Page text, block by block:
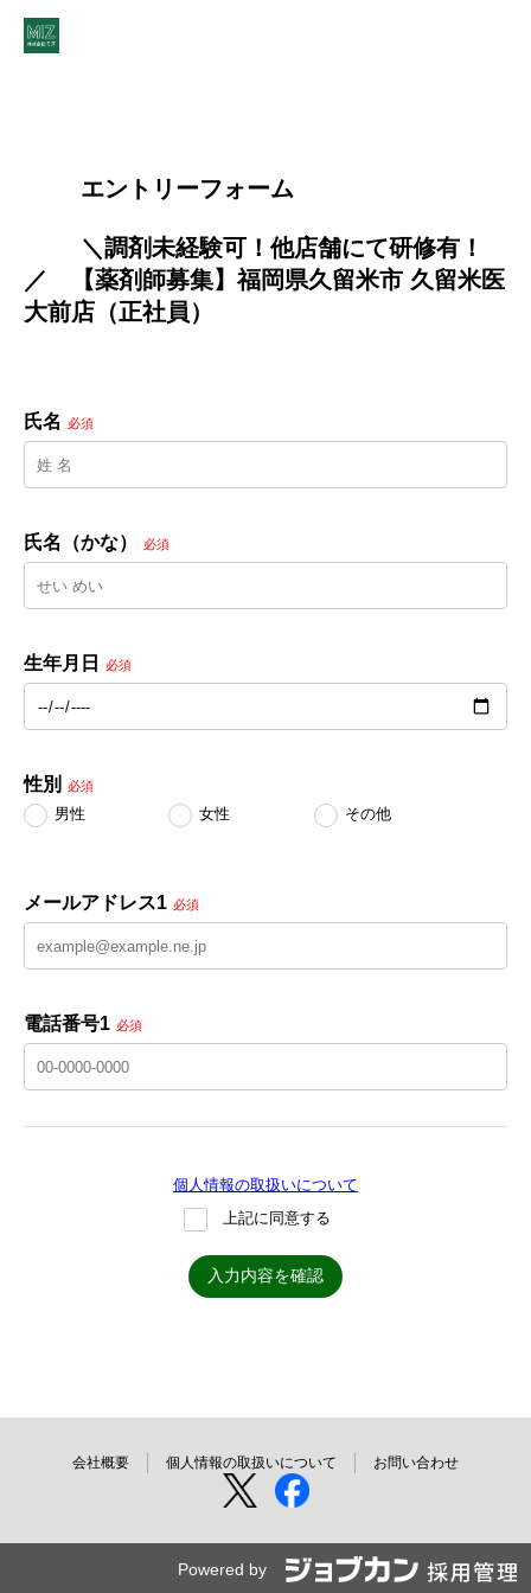
        エントリーフォーム
／　【薬剤師募集】福岡県久留米市 久留米医
大前店（正社員）
氏名 必須
氏名（かな） 必須
生年月日 必須
性別 必須
男性 女性 その他
メールアドレス1 必須
電話番号1 必須
個人情報の取扱いについて
上記に同意する
入力内容を確認
会社概要 個人情報の取扱いについて お問い合わせ
Powered by